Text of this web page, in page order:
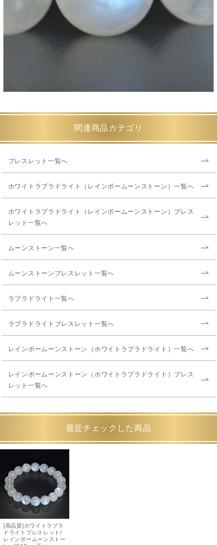
関連商品カテゴリ
ブレスレット一覧へ
ホワイトラブラドライト（レインボームーンストーン）一覧へ
ホワイトラブラドライト（レインボームーンストーン）ブレス
レット一覧へ
ムーンストーン一覧へ
ムーンストーンブレスレット一覧へ
ラブラドライト一覧へ
ラブラドライトブレスレット一覧へ
レインボームーンストーン（ホワイトラブラドライト）一覧へ
レインボームーンストーン（ホワイトラブラドライト）ブレス
レット一覧へ
最近チェックした商品
[高品質]ホワイトラブラ
ドライトブレスレット/
レインボームーンストー